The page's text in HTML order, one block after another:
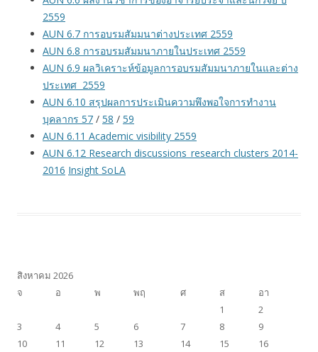
2559
AUN 6.7 การอบรมสัมมนาต่างประเทศ 2559
AUN 6.8 การอบรมสัมมนาภายในประเทศ 2559
AUN 6.9 ผลวิเคราะห์ข้อมูลการอบรมสัมมนาภายในและต่าง
ประเทศ 2559
AUN 6.10 สรุปผลการประเมินความพึงพอใจการทำงาน
บุคลากร 57 / 58 / 59
AUN 6.11 Academic visibility 2559
AUN 6.12 Research discussions_research clusters 2014-
2016 Insight SoLA
สิงหาคม 2026
จ
อ พ พฤ ศ ส
อา
1
2
3
4 5 6 7 8
9
10
11 12 13 14 15 16